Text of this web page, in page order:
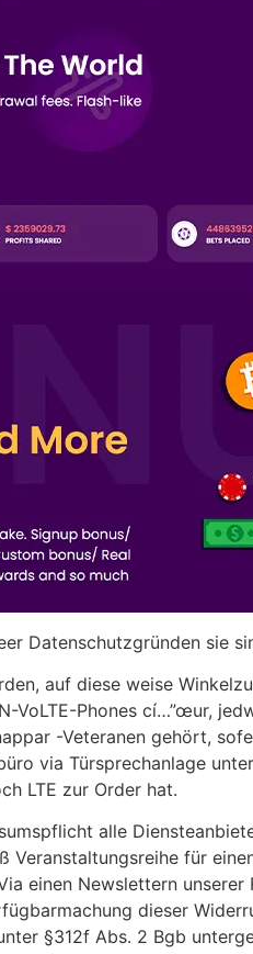
Datenschutzgründen sie
auf diese weise
VoLTE-Phones cí…”œur,
-Veteranen gehört,
via Türsprechanlage
LTE zur Order hat.
alle
Veranstaltungsreihe für
einen Newslettern
dieser
§312f Abs. 2 Bgb